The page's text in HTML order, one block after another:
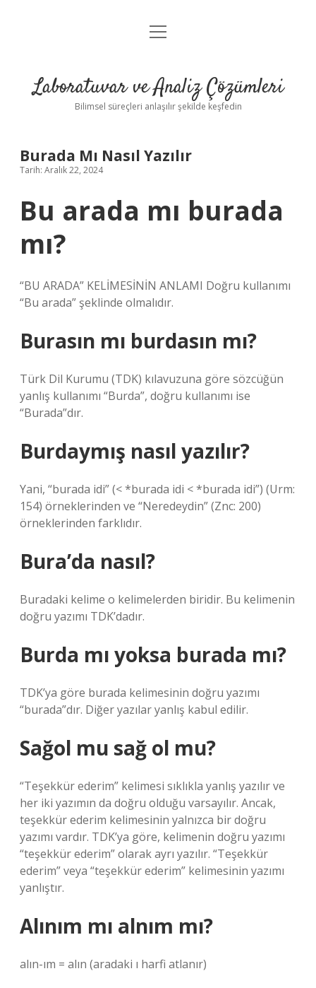
Anasayfa
Yasal Uyarı
menüyü
Laboratuvar ve Analiz Çözümleri
Bilimsel süreçleri anlaşılır şekilde keşfedin
Burada Mı Nasıl Yazılır
Tarih: Aralık 22, 2024
Bu arada mı burada
mı?
“BU ARADA” KELİMESİNİN ANLAMI Doğru kullanımı
“Bu arada” şeklinde olmalıdır.
Burasın mı burdasın mı?
Türk Dil Kurumu (TDK) kılavuzuna göre sözcüğün
yanlış kullanımı “Burda”, doğru kullanımı ise
“Burada”dır.
Burdaymış nasıl yazılır?
Yani, “burada idi” (< *burada idi < *burada idi”) (Urm:
154) örneklerinden ve “Neredeydin” (Znc: 200)
örneklerinden farklıdır.
Bura’da nasıl?
Buradaki kelime o kelimelerden biridir. Bu kelimenin
doğru yazımı TDK’dadır.
Burda mı yoksa burada mı?
TDK’ya göre burada kelimesinin doğru yazımı
“burada”dır. Diğer yazılar yanlış kabul edilir.
Sağol mu sağ ol mu?
“Teşekkür ederim” kelimesi sıklıkla yanlış yazılır ve
her iki yazımın da doğru olduğu varsayılır. Ancak,
teşekkür ederim kelimesinin yalnızca bir doğru
yazımı vardır. TDK’ya göre, kelimenin doğru yazımı
“teşekkür ederim” olarak ayrı yazılır. “Teşekkür
ederim” veya “teşekkür ederim” kelimesinin yazımı
yanlıştır.
Alınım mı alnım mı?
alın-ım = alın (aradaki ı harfi atlanır)